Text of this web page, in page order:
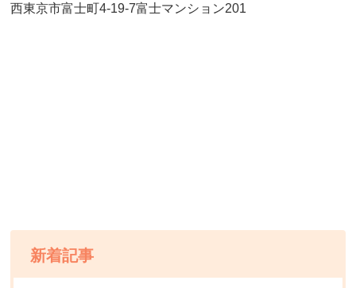
西東京市富士町4-19-7富士マンション201
新着記事